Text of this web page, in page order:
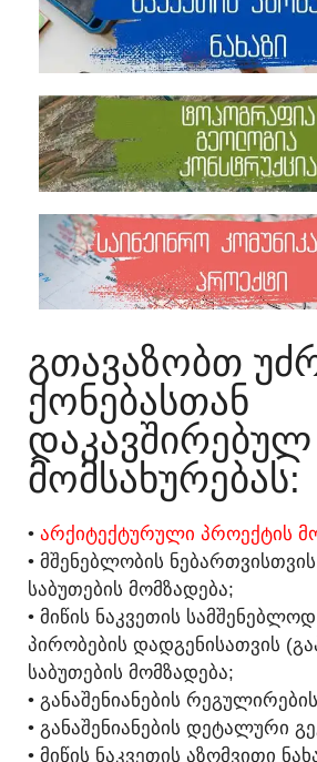
ᲒᲗᲐᲕᲐᲖᲝᲑᲗ
ᲥᲝᲜᲔᲑᲐᲡᲗᲐᲜ
ᲓᲐᲙᲐᲕᲨᲘᲠᲔᲑᲣᲚ
ᲛᲝᲛᲡᲐᲮᲣᲠᲔᲑᲐᲡ:​
• ᲐᲠᲥᲘᲢᲔᲥᲢᲣᲠᲣᲚᲘ ᲞᲠᲝᲔᲥᲢᲘᲡ
• ᲛᲨᲔᲜᲔᲑᲚᲝᲑᲘᲡ
ᲡᲐᲑᲣᲗᲔᲑᲘᲡ ᲛᲝᲛᲖᲐᲓᲔᲑᲐ;
• ᲛᲘᲬᲘᲡ ᲜᲐᲙᲕᲔᲗᲘᲡ
ᲞᲘᲠᲝᲑᲔᲑᲘᲡ ᲓᲐᲓᲒᲔᲜᲘᲡᲐᲗᲕᲘᲡ
ᲡᲐᲑᲣᲗᲔᲑᲘᲡ ᲛᲝᲛᲖᲐᲓᲔᲑᲐ;
• ᲒᲐᲜᲐᲨᲔᲜᲘᲐᲜᲔᲑᲘᲡ
• ᲒᲐᲜᲐᲨᲔᲜᲘᲐᲜᲔᲑᲘᲡ ᲓᲔᲢᲐᲚᲣᲠᲘ
• ᲛᲘᲬᲘᲡ ᲜᲐᲙᲕᲔᲗᲘᲡ ᲐᲖᲝᲛᲕᲘᲗᲘ